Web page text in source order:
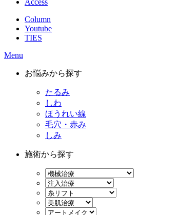
Column
Youtube
TIES
Menu
お悩みから探す
たるみ
しわ
ほうれい線
毛穴・赤み
しみ
施術から探す